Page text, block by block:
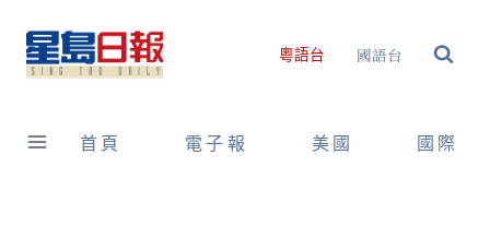
content
粵語台 國語台
首頁 電子報 美國 國際